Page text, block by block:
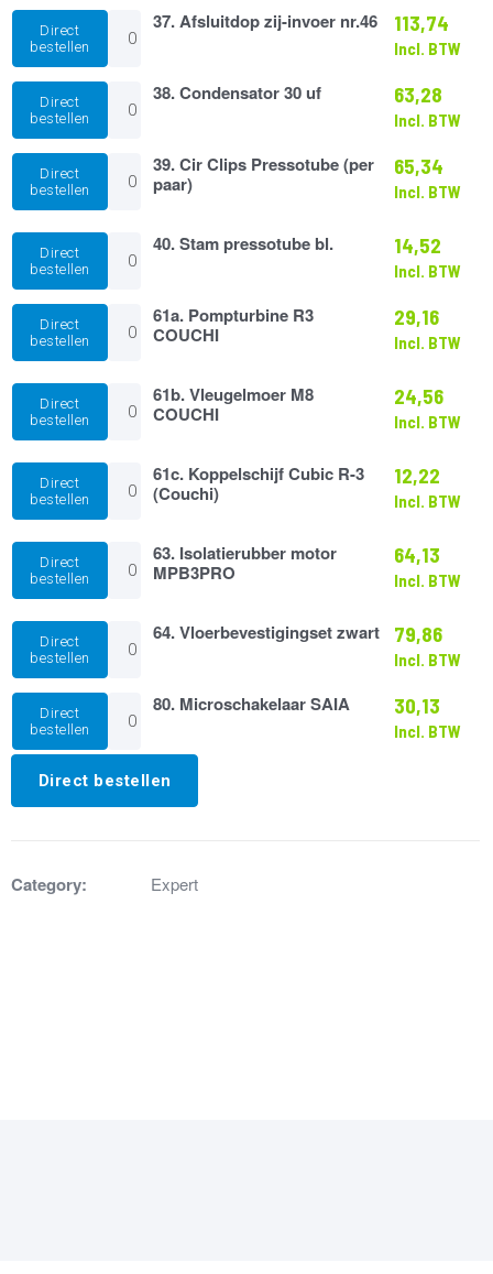
aantal
Direct
bestellen
37.
Afsluitdop
zij-
invoer
nr.46
aantal
37. Afsluitdop zij-invoer nr.46 113,74
Incl. BTW
Direct
bestellen
38.
Condensator
30
uf
aantal
38. Condensator 30 uf 63,28
Incl. BTW
Direct
bestellen
39.
Cir
Clips
(per
paar)
aantal
39. Cir Clips Pressotube (per
paar)
65,34
Incl. BTW
Direct
bestellen
40.
Stam
pressotube
bl.
aantal
40. Stam pressotube bl. 14,52
Incl. BTW
Direct
bestellen
61a.
Pompturbine
R3
aantal
61a. Pompturbine R3
COUCHI
29,16
Incl. BTW
Direct
bestellen
61b.
Vleugelmoer
M8
aantal
61b. Vleugelmoer M8
COUCHI
24,56
Incl. BTW
Direct
bestellen
61c.
Koppelschijf
Cubic
3
(Couchi)
aantal
61c. Koppelschijf Cubic R-3
(Couchi)
12,22
Incl. BTW
Direct
bestellen
63.
Isolatierubber
motor
aantal
63. Isolatierubber motor
MPB3PRO
64,13
Incl. BTW
Direct
bestellen
64.
Vloerbevestigingset
zwart
aantal
64. Vloerbevestigingset zwart 79,86
Incl. BTW
Direct
bestellen
80.
Microschakelaar
SAIA
aantal
80. Microschakelaar SAIA 30,13
Incl. BTW
Direct bestellen
Category: Expert